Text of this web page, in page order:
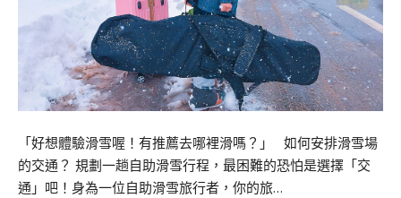
「好想體驗滑雪喔！有推薦去哪裡滑嗎？」 如何安排滑雪場
的交通？ 規劃一趟自助滑雪行程，最困難的恐怕是選擇「交
通」吧！身為一位自助滑雪旅行者，你的旅…